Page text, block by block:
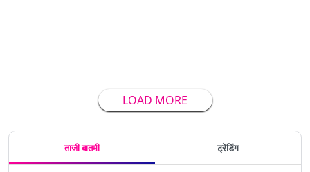
LOAD MORE
ताजी बातमी ट्रेंडिंग